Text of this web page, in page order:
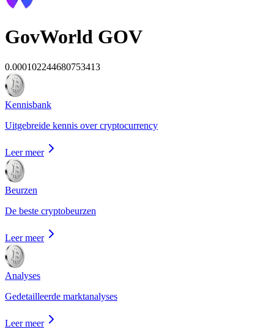
GovWorld GOV
0.000102244680753413
Kennisbank
Uitgebreide kennis over cryptocurrency
Leer meer
Beurzen
De beste cryptobeurzen
Leer meer
Analyses
Gedetailleerde marktanalyses
Leer meer